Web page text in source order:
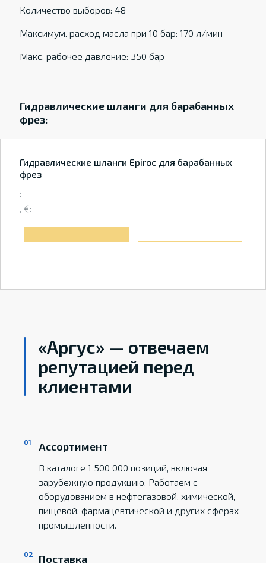
Количество выборов: 48
Максимум. расход масла при 10 бар: 170 л/мин
Макс. рабочее давление: 350 бар
Гидравлические шланги для барабанных
фрез:
Гидравлические шланги Epiroc для барабанных
фрез
:
, €:
«Аргус» — отвечаем
репутацией перед
клиентами
Ассортимент
В каталоге 1 500 000 позиций, включая
зарубежную продукцию. Работаем с
оборудованием в нефтегазовой, химической,
пищевой, фармацевтической и других сферах
промышленности.
Поставка